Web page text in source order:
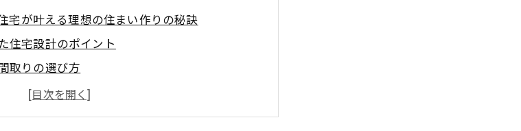
宅が叶える理想の住まい作りの秘訣
住宅設計のポイント
取りの選び方
住宅の実現方法
のための設備選び